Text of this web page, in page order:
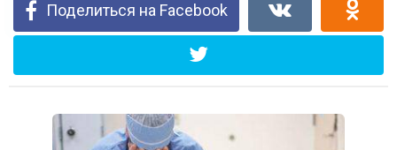
Поделиться на Facebook